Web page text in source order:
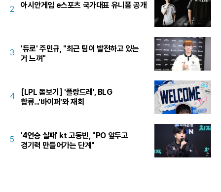
2 아시안게임 e스포츠 국가대표 유니폼 공개
3
'듀로' 주민규, "최근 팀이 발전하고 있는
거 느껴"
4
[LPL 돋보기] '플랑드레', BLG
합류...'바이퍼'와 재회
5
'4연승 실패' kt 고동빈, "PO 앞두고
경기력 만들어가는 단계"